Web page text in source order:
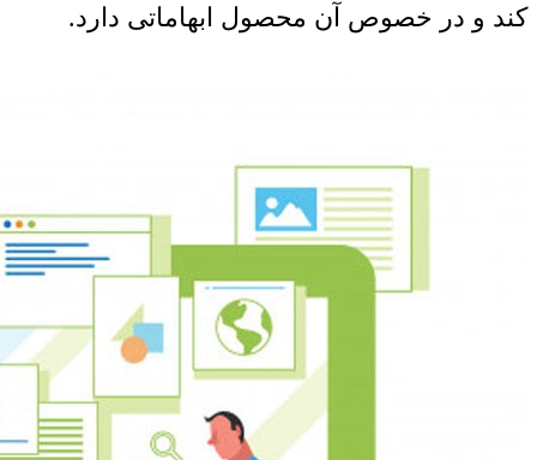
کند و در خصوص آن محصول ابهاماتی دارد.